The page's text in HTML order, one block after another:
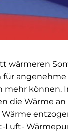
wärmeren
mehr
die Wärme
Luft-